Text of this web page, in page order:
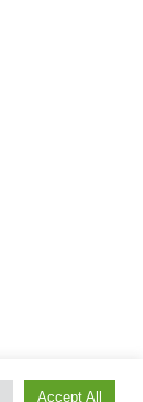
Accept All